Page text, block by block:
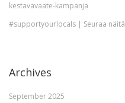
kestavavaate-kampanja
#supportyourlocals | Seuraa näitä
Archives
September 2025